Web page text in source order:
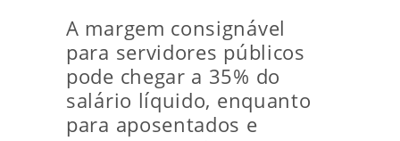
A margem consignável
para servidores públicos
pode chegar a 35% do
salário líquido, enquanto
para aposentados e